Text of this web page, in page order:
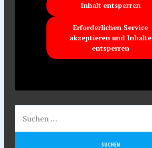
Inhalt entsperren
Erforderlichen Service
akzeptieren und Inhalte
entsperren